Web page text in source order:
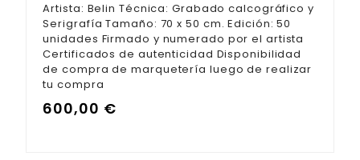
Artista: Belin Técnica: Grabado calcográfico y
Serigrafía Tamaño: 70 x 50 cm. Edición: 50
unidades Firmado y numerado por el artista
Certificados de autenticidad Disponibilidad
de compra de marquetería luego de realizar
tu compra
600,00 €